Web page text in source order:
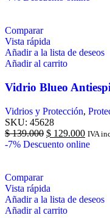
Comparar
Vista rápida
Añadir a la lista de deseos
Añadir al carrito
Vidrio Blueo
Vidrios y Protección,
SKU: 45628
$139.000 $ 129.000 IVA
-7% Descuento online
Comparar
Vista rápida
Añadir a la lista de deseos
Añadir al carrito